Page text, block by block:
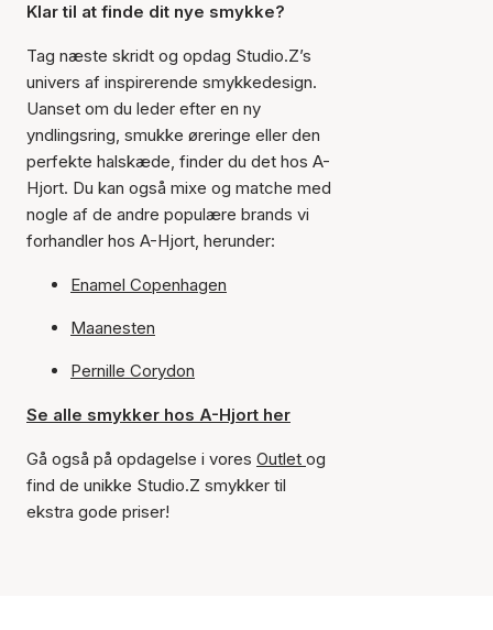
Klar til at finde dit nye smykke?
Tag næste skridt og opdag Studio.Z’s
univers af inspirerende smykkedesign.
Uanset om du leder efter en ny
yndlingsring, smukke øreringe eller den
perfekte halskæde, finder du det hos A-
Hjort. Du kan også mixe og matche med
nogle af de andre populære brands vi
forhandler hos A-Hjort, herunder:
Enamel Copenhagen
Maanesten
Pernille Corydon
Se alle smykker hos A-Hjort her
Gå også på opdagelse i vores Outlet og
find de unikke Studio.Z smykker til
ekstra gode priser!